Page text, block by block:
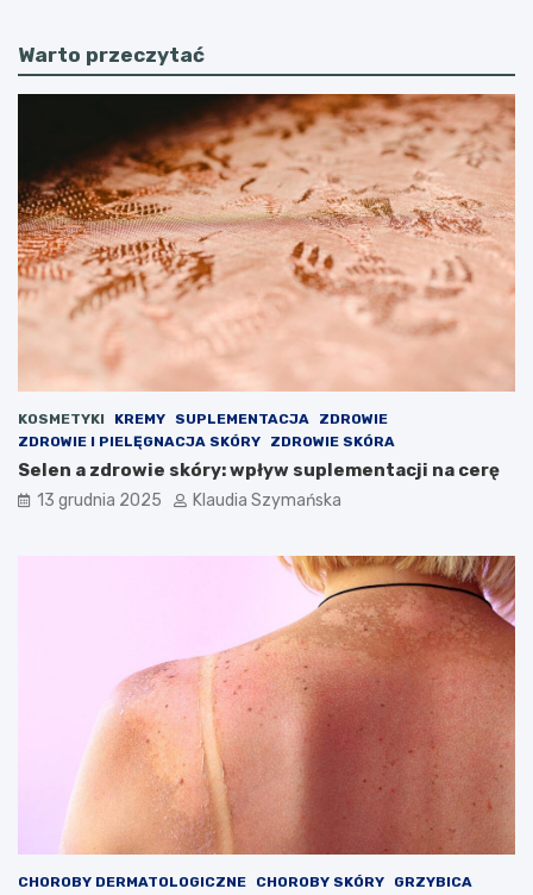
Warto przeczytać
KOSMETYKI KREMY SUPLEMENTACJA
ZDROWIE
ZDROWIE I PIELĘGNACJA SKÓRY
ZDROWIE SKÓRA
Selen a zdrowie skóry: wpływ suplementacji na cerę
13 grudnia 2025 Klaudia Szymańska
CHOROBY DERMATOLOGICZNE CHOROBY SKÓRY
GRZYBICA